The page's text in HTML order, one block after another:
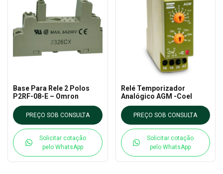
Base Para Rele 2 Polos
P2RF-08-E – Omron
PREÇO SOB CONSULTA
Solicitar cotação
pelo WhatsApp
Relé Temporizador
Analógico AGM -Coel
PREÇO SOB CONSULTA
Solicitar cotação
pelo WhatsApp